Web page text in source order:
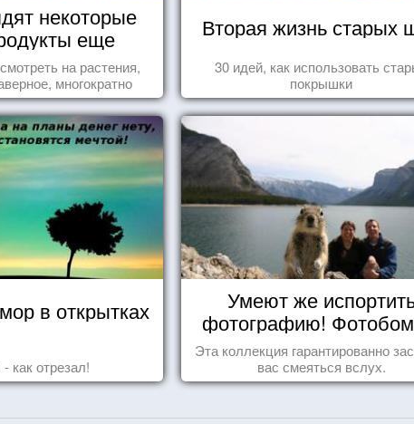
некоторые
еще
на растения,
многократно
не представляли
их в пищу.
Вторая жизнь старых
30 идей, как использовать
покрышки
в открытках
как отрезал!
Умеют же
фотографию!
животных
Эта коллекция гарантированно
вас смеяться вслух.